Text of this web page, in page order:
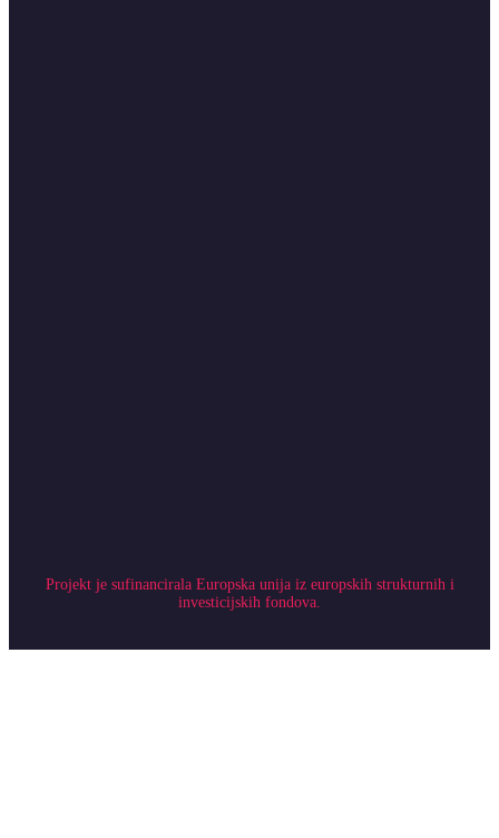
Projekt je sufinancirala Europska unija iz europskih strukturnih i
investicijskih fondova.